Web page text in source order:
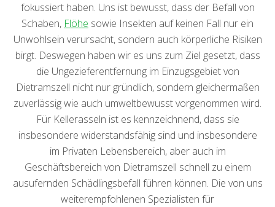
fokussiert haben. Uns ist bewusst, dass der Befall von
Schaben, Flöhe sowie Insekten auf keinen Fall nur ein
Unwohlsein verursacht, sondern auch körperliche Risiken
birgt. Deswegen haben wir es uns zum Ziel gesetzt, dass
die Ungezieferentfernung im Einzugsgebiet von
Dietramszell nicht nur gründlich, sondern gleichermaßen
zuverlässig wie auch umweltbewusst vorgenommen wird.
Für Kellerasseln ist es kennzeichnend, dass sie
insbesondere widerstandsfähig sind und insbesondere
im Privaten Lebensbereich, aber auch im
Geschäftsbereich von Dietramszell schnell zu einem
ausufernden Schädlingsbefall führen können. Die von uns
weiterempfohlenen Spezialisten für